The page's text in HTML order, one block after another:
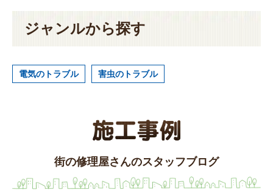
ジャンルから探す
電気のトラブル 害虫のトラブル
街の修理屋さんのスタッフブログ